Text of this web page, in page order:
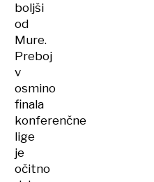
boljši
od
Mure.
Preboj
v
osmino
finala
konferenčne
lige
je
očitno